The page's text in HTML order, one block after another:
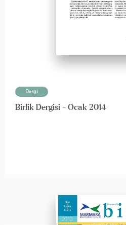
Dergi
Birlik Dergisi - Ocak 2014